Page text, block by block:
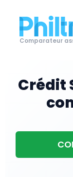
Comparateur
Crédit